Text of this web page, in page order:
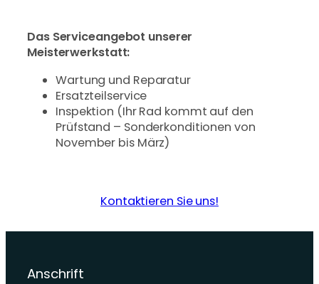
Das Serviceangebot unserer
Meisterwerkstatt:
Wartung und Reparatur
Ersatzteilservice
Inspektion (Ihr Rad kommt auf den
Prüfstand – Sonderkonditionen von
November bis März)
Kontaktieren Sie uns!
Anschrift